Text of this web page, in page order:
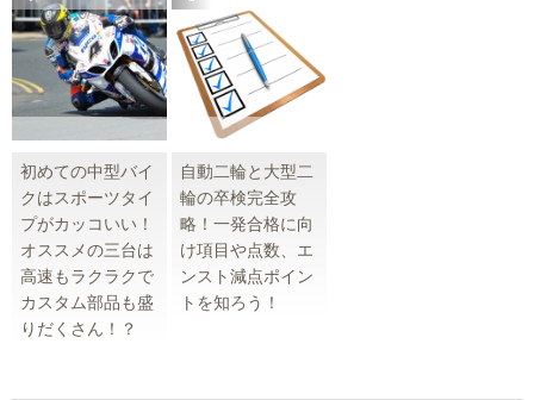
初めての中型バイ
クはスポーツタイ
プがカッコいい！
オススメの三台は
高速もラクラクで
カスタム部品も盛
りだくさん！？
自動二輪と大型二
輪の卒検完全攻
略！一発合格に向
け項目や点数、エ
ンスト減点ポイン
トを知ろう！